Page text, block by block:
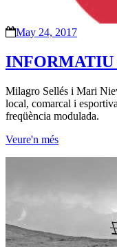
May 24, 2017
INFORMATIU
Milagro Sellés i Mari
local, comarcal i
freqüència modulada.
Veure'n més